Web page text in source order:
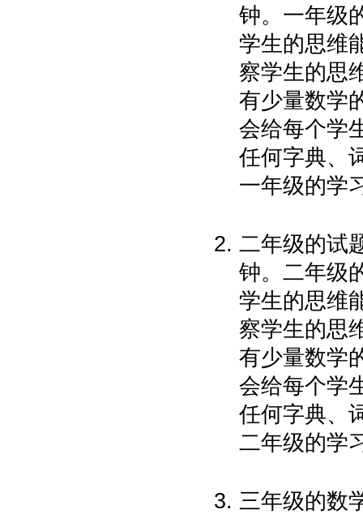
钟。一年级
学生的思维
察学生的思
有少量数学
会给每个学
任何字典、
一年级的学
二年级的试
钟。二年级
学生的思维
察学生的思
有少量数学
会给每个学
任何字典、
二年级的学
三年级的数